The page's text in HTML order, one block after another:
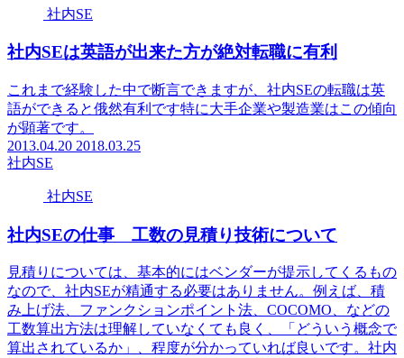
社内SE
社内SEは英語が出来た方が絶対転職に有利
これまで経験した中で断言できますが、社内SEの転職は英
語ができると俄然有利です特に大手企業や製造業はこの傾向
が顕著です。
2013.04.20 2018.03.25
社内SE
社内SE
社内SEの仕事 工数の見積り技術について
見積りについては、基本的にはベンダーが提示してくるもの
なので、社内SEが精通する必要はありません。例えば、積
み上げ法、ファンクションポイント法、COCOMO、などの
工数算出方法は理解していなくても良く、「どういう概念で
算出されているか」、程度が分かっていれば良いです。社内